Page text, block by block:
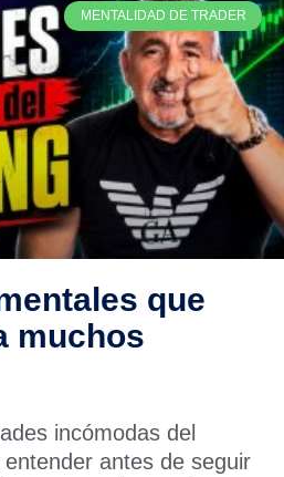
MENTALIDAD DE TRADER
que
muchos
incómodas del
antes de seguir